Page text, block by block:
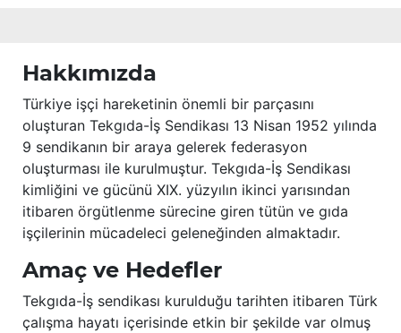
Hakkımızda
Türkiye işçi hareketinin önemli bir parçasını
oluşturan Tekgıda-İş Sendikası 13 Nisan 1952 yılında
9 sendikanın bir araya gelerek federasyon
oluşturması ile kurulmuştur. Tekgıda-İş Sendikası
kimliğini ve gücünü XIX. yüzyılın ikinci yarısından
itibaren örgütlenme sürecine giren tütün ve gıda
işçilerinin mücadeleci geleneğinden almaktadır.
Amaç ve Hedefler
Tekgıda-İş sendikası kurulduğu tarihten itibaren Türk
çalışma hayatı içerisinde etkin bir şekilde var olmuş